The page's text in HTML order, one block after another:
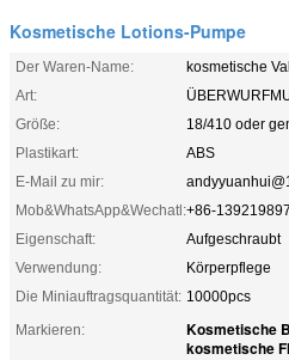
Kosmetische Lotions-Pumpe
Der Waren-Name:
kosmetische
Art:
Größe:
18/410 oder
Plastikart:
ABS
E-Mail zu mir:
Mob&WhatsApp&Wechatl:+86-
Eigenschaft:
Aufgeschraubt
Verwendung:
Körperpflege
Die Miniauftragsquantität: 10000pcs
Markieren:
Kosmetische
kosmetische